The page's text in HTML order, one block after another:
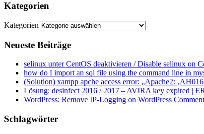
Kategorien
Kategorien
Neueste Beiträge
selinux unter CentOS deaktivieren / Disable selinux on
how do I import an sql file using the command line in
(Solution) xampp apche access error: „Apache2:
Lösung: desinfect 2016 / 2017 – AVIRA key expired |
WordPress: Remove IP-Logging on WordPress
Schlagwörter